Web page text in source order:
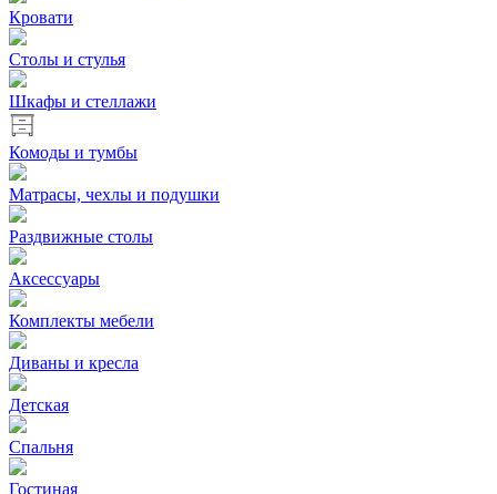
Кровати
Столы и стулья
Шкафы и стеллажи
Комоды и тумбы
Матрасы, чехлы и подушки
Раздвижные столы
Аксессуары
Комплекты мебели
Диваны и кресла
Детская
Спальня
Гостиная